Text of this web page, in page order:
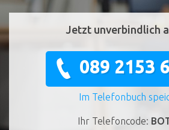
Jetzt unverbindlich
089 2153
Im Telefonbuch
Ihr Telefoncode: